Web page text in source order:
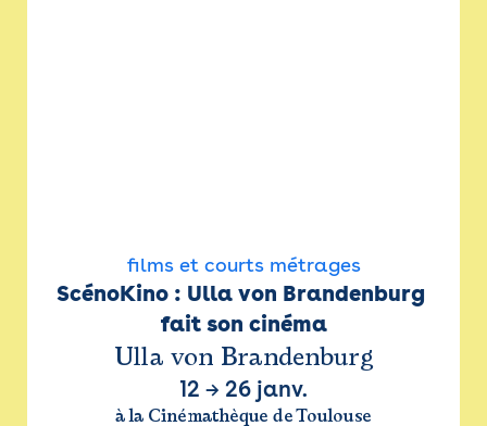
films et courts métrages
ScénoKino : Ulla von Brandenburg
fait son cinéma
Ulla von Brandenburg
12 → 26 janv.
à la Cinémathèque de Toulouse